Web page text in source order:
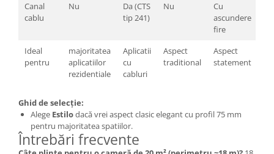
Canal
cablu
Nu
Da (CTS
tip 241)
Nu
Cu
ascundere
fire
Ideal
pentru
majoritatea
aplicatiilor
rezidentiale
Aplicatii
cu
cabluri
Aspect
traditional
Aspect
statement
Ghid de selecție:
Alege Estilodacă vrei aspect clasic elegant cu profil 75 mm
pentru majoritatea spatiilor.
Întrebări frecvente